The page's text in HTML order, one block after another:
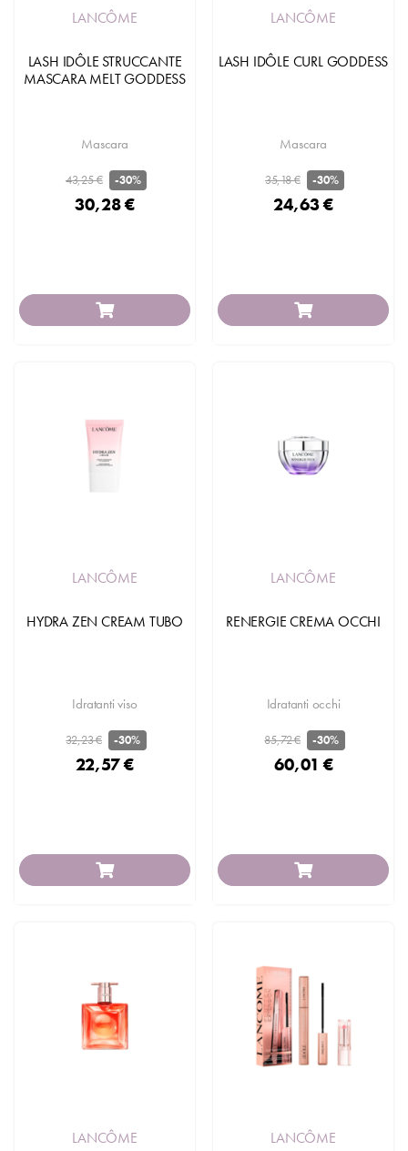
LANCÔME
LASH IDÔLE STRUCCANTE
MASCARA MELT GODDESS
Mascara
43,25 € -30%
30,28 €
LANCÔME
LASH IDÔLE CURL GODDESS
Mascara
35,18 € -30%
24,63 €
LANCÔME
HYDRA ZEN CREAM TUBO
Idratanti viso
32,23 € -30%
22,57 €
LANCÔME
RENERGIE CREMA OCCHI
Idratanti occhi
85,72 € -30%
60,01 €
LANCÔME LANCÔME